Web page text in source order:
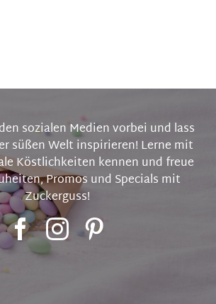
sozialen Medien vorbei und lass
süßen Welt inspirieren! Lerne mit
Köstlichkeiten kennen und freue
Promos und Specials mit
Zuckerguss!